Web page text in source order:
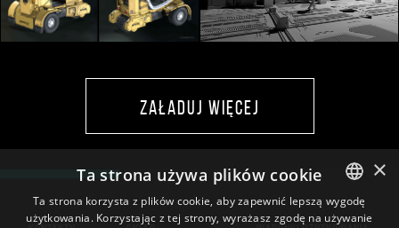
ZAŁADUJ WIĘCEJ
ENGLISH
×
Ta strona używa plików cookie
Ta strona korzysta z plików cookie, aby zapewnić lepszą wygodę
użytkowania. Korzystając z tej strony, wyrażasz zgodę na używanie